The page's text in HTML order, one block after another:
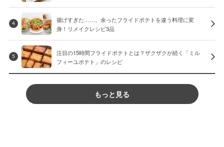
4
揚げすぎた……。余ったフライドポテトを違う料理に変
身！リメイクレシピ3品
5
注目の15時間フライドポテトとは？ザクザクが続く「ミル
フィーユポテト」のレシピ
もっと見る